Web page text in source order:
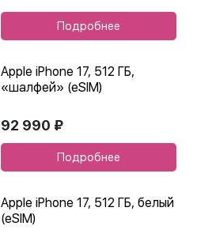
Подробнее
Apple iPhone 17, 512 ГБ,
«шалфей» (eSIM)
92 990 ₽
Подробнее
Apple iPhone 17, 512 ГБ, белый
(eSIM)